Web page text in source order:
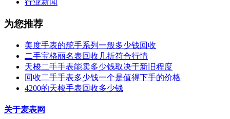
行业新闻
为您推荐
美度手表的舵手系列一般多少钱回收
二手宝格丽名表回收几折符合行情
天梭二手手表能卖多少钱取决于新旧程度
回收二手手表多少钱一个是值得下手的价格
4200的天梭手表回收多少钱
关于麦表网